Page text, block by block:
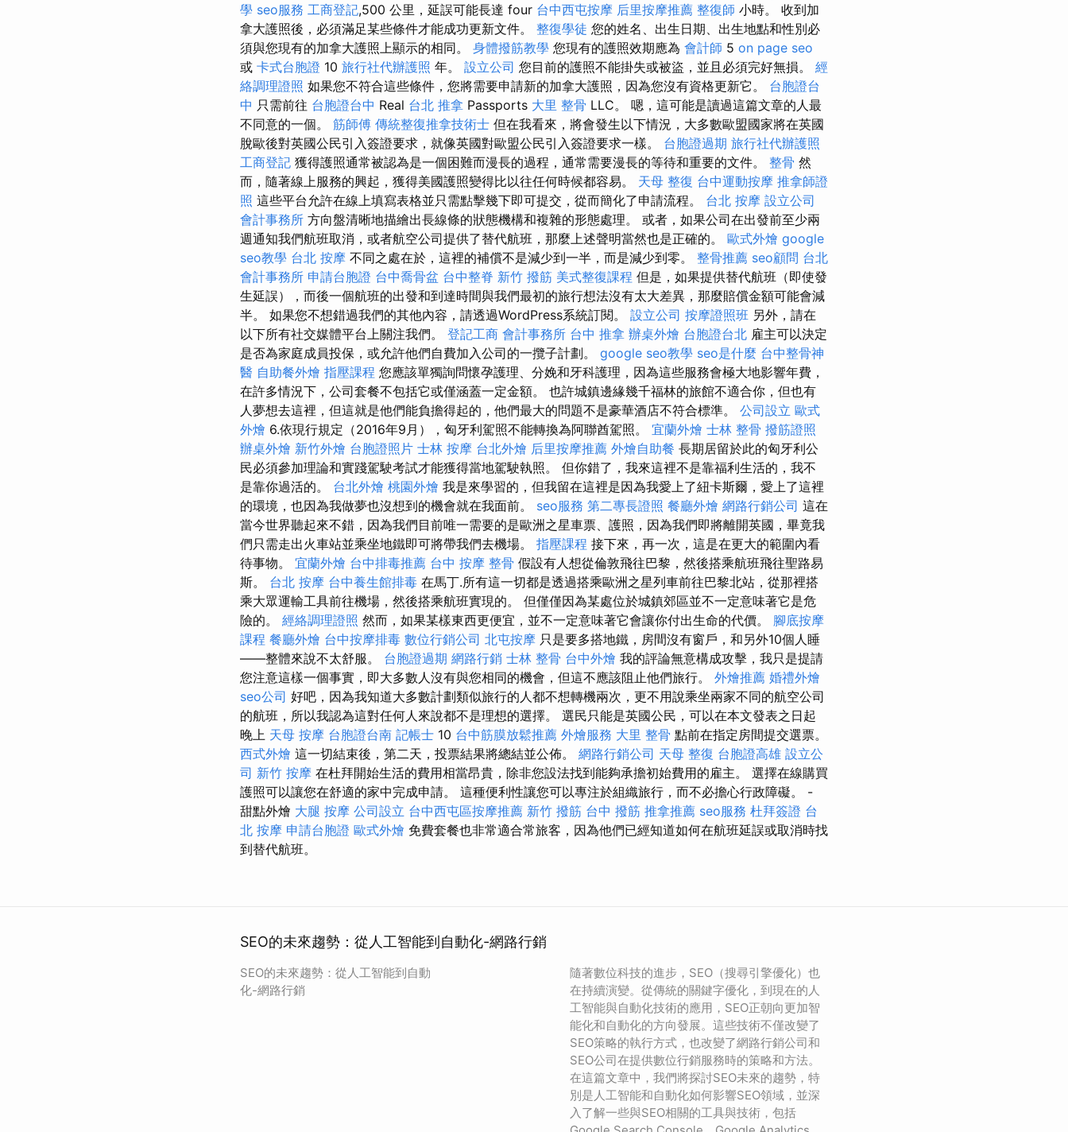
學 seo服務 工商登記,500 公里，延誤可能長達 four 台中西屯按摩 后里按摩推薦 整復師 小時。 收到加
拿大護照後，必須滿足某些條件才能成功更新文件。 整復學徒 您的姓名、出生日期、出生地點和性別必
須與您現有的加拿大護照上顯示的相同。 身體撥筋教學 您現有的護照效期應為 會計師 5 on page seo
或 卡式台胞證 10 旅行社代辦護照 年。 設立公司 您目前的護照不能掛失或被盜，並且必須完好無損。 經
絡調理證照 如果您不符合這些條件，您將需要申請新的加拿大護照，因為您沒有資格更新它。 台胞證台
中 只需前往 台胞證台中 Real 台北 推拿 Passports 大里 整骨 LLC。 嗯，這可能是讀過這篇文章的人最
不同意的一個。 筋師傅 傳統整復推拿技術士 但在我看來，將會發生以下情況，大多數歐盟國家將在英國
脫歐後對英國公民引入簽證要求，就像英國對歐盟公民引入簽證要求一樣。 台胞證過期 旅行社代辦護照
工商登記 獲得護照通常被認為是一個困難而漫長的過程，通常需要漫長的等待和重要的文件。 整骨 然
而，隨著線上服務的興起，獲得美國護照變得比以往任何時候都容易。 天母 整復 台中運動按摩 推拿師證
照 這些平台允許在線上填寫表格並只需點擊幾下即可提交，從而簡化了申請流程。 台北 按摩 設立公司
會計事務所 方向盤清晰地描繪出長線條的狀態機構和複雜的形態處理。 或者，如果公司在出發前至少兩
週通知我們航班取消，或者航空公司提供了替代航班，那麼上述聲明當然也是正確的。 歐式外燴 google
seo教學 台北 按摩 不同之處在於，這裡的補償不是減少到一半，而是減少到零。 整骨推薦 seo顧問 台北
會計事務所 申請台胞證 台中喬骨盆 台中整脊 新竹 撥筋 美式整復課程 但是，如果提供替代航班（即使發
生延誤），而後一個航班的出發和到達時間與我們最初的旅行想法沒有太大差異，那麼賠償金額可能會減
半。 如果您不想錯過我們的其他內容，請透過WordPress系統訂閱。 設立公司 按摩證照班 另外，請在
以下所有社交媒體平台上關注我們。 登記工商 會計事務所 台中 推拿 辦桌外燴 台胞證台北 雇主可以決定
是否為家庭成員投保，或允許他們自費加入公司的一攬子計劃。 google seo教學 seo是什麼 台中整骨神
醫 自助餐外燴 指壓課程 您應該單獨詢問懷孕護理、分娩和牙科護理，因為這些服務會極大地影響年費，
在許多情況下，公司套餐不包括它或僅涵蓋一定金額。 也許城鎮邊緣幾千福林的旅館不適合你，但也有
人夢想去這裡，但這就是他們能負擔得起的，他們最大的問題不是豪華酒店不符合標準。 公司設立 歐式
外燴 6.依現行規定（2016年9月），匈牙利駕照不能轉換為阿聯酋駕照。 宜蘭外燴 士林 整骨 撥筋證照
辦桌外燴 新竹外燴 台胞證照片 士林 按摩 台北外燴 后里按摩推薦 外燴自助餐 長期居留於此的匈牙利公
民必須參加理論和實踐駕駛考試才能獲得當地駕駛執照。 但你錯了，我來這裡不是靠福利生活的，我不
是靠你過活的。 台北外燴 桃園外燴 我是來學習的，但我留在這裡是因為我愛上了紐卡斯爾，愛上了這裡
的環境，也因為我做夢也沒想到的機會就在我面前。 seo服務 第二專長證照 餐廳外燴 網路行銷公司 這在
當今世界聽起來不錯，因為我們目前唯一需要的是歐洲之星車票、護照，因為我們即將離開英國，畢竟我
們只需走出火車站並乘坐地鐵即可將帶我們去機場。 指壓課程 接下來，再一次，這是在更大的範圍內看
待事物。 宜蘭外燴 台中排毒推薦 台中 按摩 整骨 假設有人想從倫敦飛往巴黎，然後搭乘航班飛往聖路易
斯。 台北 按摩 台中養生館排毒 在馬丁.所有這一切都是透過搭乘歐洲之星列車前往巴黎北站，從那裡搭
乘大眾運輸工具前往機場，然後搭乘航班實現的。 但僅僅因為某處位於城鎮郊區並不一定意味著它是危
險的。 經絡調理證照 然而，如果某樣東西更便宜，並不一定意味著它會讓你付出生命的代價。 腳底按摩
課程 餐廳外燴 台中按摩排毒 數位行銷公司 北屯按摩 只是要多搭地鐵，房間沒有窗戶，和另外10個人睡
——整體來說不太舒服。 台胞證過期 網路行銷 士林 整骨 台中外燴 我的評論無意構成攻擊，我只是提請
您注意這樣一個事實，即大多數人沒有與您相同的機會，但這不應該阻止他們旅行。 外燴推薦 婚禮外燴
seo公司 好吧，因為我知道大多數計劃類似旅行的人都不想轉機兩次，更不用說乘坐兩家不同的航空公司
的航班，所以我認為這對任何人來說都不是理想的選擇。 選民只能是英國公民，可以在本文發表之日起
晚上 天母 按摩 台胞證台南 記帳士 10 台中筋膜放鬆推薦 外燴服務 大里 整骨 點前在指定房間提交選票。
西式外燴 這一切結束後，第二天，投票結果將總結並公佈。 網路行銷公司 天母 整復 台胞證高雄 設立公
司 新竹 按摩 在杜拜開始生活的費用相當昂貴，除非您設法找到能夠承擔初始費用的雇主。 選擇在線購買
護照可以讓您在舒適的家中完成申請。 這種便利性讓您可以專注於組織旅行，而不必擔心行政障礙。 -
甜點外燴 大腿 按摩 公司設立 台中西屯區按摩推薦 新竹 撥筋 台中 撥筋 推拿推薦 seo服務 杜拜簽證 台
北 按摩 申請台胞證 歐式外燴 免費套餐也非常適合常旅客，因為他們已經知道如何在航班延誤或取消時找
到替代航班。
SEO的未來趨勢：從人工智能到自動化-網路行銷
SEO的未來趨勢：從人工智能到自動
化-網路行銷
隨著數位科技的進步，SEO（搜尋引擎優化）也
在持續演變。從傳統的關鍵字優化，到現在的人
工智能與自動化技術的應用，SEO正朝向更加智
能化和自動化的方向發展。這些技術不僅改變了
SEO策略的執行方式，也改變了網路行銷公司和
SEO公司在提供數位行銷服務時的策略和方法。
在這篇文章中，我們將探討SEO未來的趨勢，特
別是人工智能和自動化如何影響SEO領域，並深
入了解一些與SEO相關的工具與技術，包括